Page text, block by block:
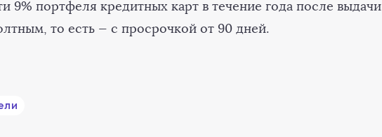
9% портфеля кредитных карт в течение года после выдачи
то есть — с просрочкой от 90 дней.